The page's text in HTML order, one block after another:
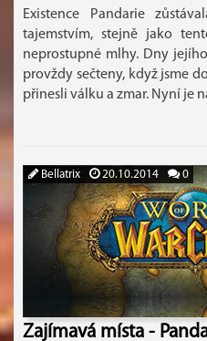
Existence Pandarie
tajemstvím, stejně jako
neprostupné mlhy. Dny
provždy sečteny, když jsme
přinesli válku a zmar. Nyní je
Bellatrix 20.10.2014 0
Zajímavá místa -